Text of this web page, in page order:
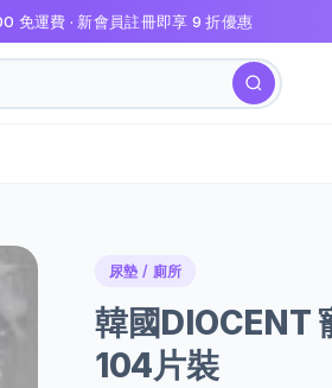
免運費 · 新會員註冊即享 9 折優惠
尿墊 / 廁所
韓國DIOCENT
104片裝